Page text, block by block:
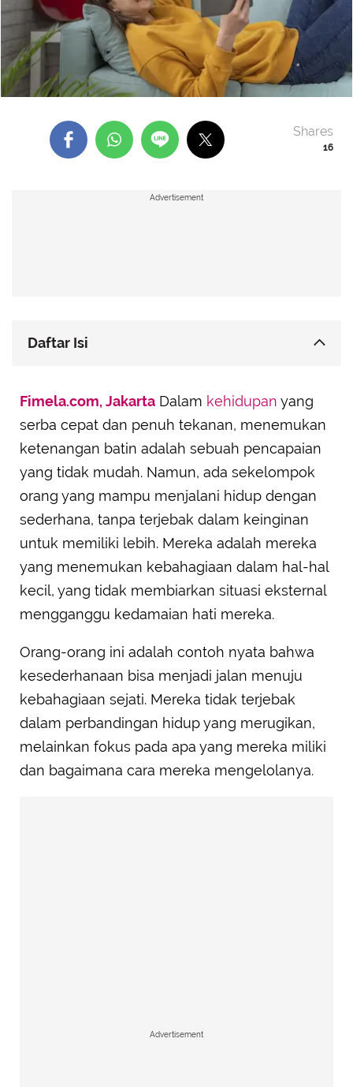
16
Shares
Advertisement
Daftar Isi
Menerima Keadaan dengan Ikhlas
Tidak Mudah Terpancing Emosi
Sabar dan Tidak Terburu-Buru
Memprioritaskan Keseimbangan Hidup
Menghargai Hubungan yang Bermakna
Memiliki Jiwa Pemaaf
Fimela.com, Jakarta Dalam kehidupan yang
serba cepat dan penuh tekanan, menemukan
ketenangan batin adalah sebuah pencapaian
yang tidak mudah. Namun, ada sekelompok
orang yang mampu menjalani hidup dengan
sederhana, tanpa terjebak dalam keinginan
untuk memiliki lebih. Mereka adalah mereka
yang menemukan kebahagiaan dalam hal-hal
kecil, yang tidak membiarkan situasi eksternal
mengganggu kedamaian hati mereka.
Orang-orang ini adalah contoh nyata bahwa
kesederhanaan bisa menjadi jalan menuju
kebahagiaan sejati. Mereka tidak terjebak
dalam perbandingan hidup yang merugikan,
melainkan fokus pada apa yang mereka miliki
dan bagaimana cara mereka mengelolanya.
Advertisement